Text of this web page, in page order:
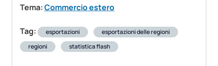
Tema:Commercio estero
Tag: esportazioni
esportazioni delle regioni
regioni
statistica flash